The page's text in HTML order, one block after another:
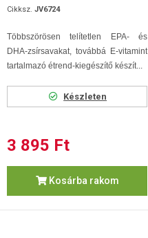
Cikksz. JV6724
Többszörösen telítetlen EPA- és
DHA-zsírsavakat, továbbá E-vitamint
tartalmazó étrend-kiegészítő készít...
Készleten
3 895 Ft
Kosárba rakom